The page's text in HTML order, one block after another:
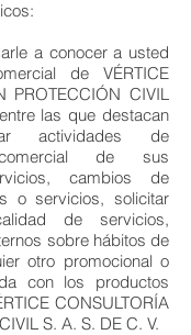
a conocer a usted
de VÉRTICE
PROTECCIÓN CIVIL
las que destacan
actividades de
comercial de sus
cambios de
o servicios, solicitar
de servicios,
sobre hábitos de
otro promocional o
con los productos
CONSULTORÍA
S. A. S. DE C. V.